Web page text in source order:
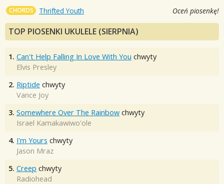
CHORDS Thrifted Youth Oceń piosenkę!
TOP PIOSENKI UKULELE (SIERPNIA)
1. Can't Help Falling In Love With You chwyty
Elvis Presley
2. Riptide chwyty
Vance Joy
3. Somewhere Over The Rainbow chwyty
Israel Kamakawiwo'ole
4. I'm Yours chwyty
Jason Mraz
5. Creep chwyty
Radiohead